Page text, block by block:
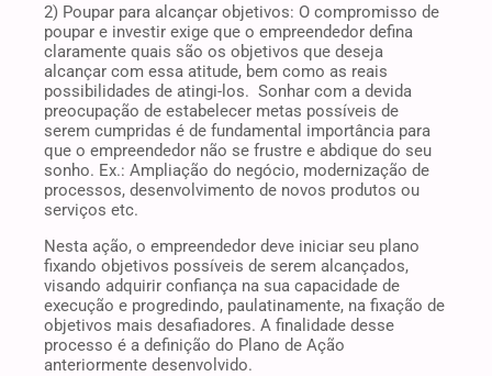
2) Poupar para alcançar objetivos: O compromisso de
poupar e investir exige que o empreendedor defina
claramente quais são os objetivos que deseja
alcançar com essa atitude, bem como as reais
possibilidades de atingi-los. Sonhar com a devida
preocupação de estabelecer metas possíveis de
serem cumpridas é de fundamental importância para
que o empreendedor não se frustre e abdique do seu
sonho. Ex.: Ampliação do negócio, modernização de
processos, desenvolvimento de novos produtos ou
serviços etc.
Nesta ação, o empreendedor deve iniciar seu plano
fixando objetivos possíveis de serem alcançados,
visando adquirir confiança na sua capacidade de
execução e progredindo, paulatinamente, na fixação de
objetivos mais desafiadores. A finalidade desse
processo é a definição do Plano de Ação
anteriormente desenvolvido.